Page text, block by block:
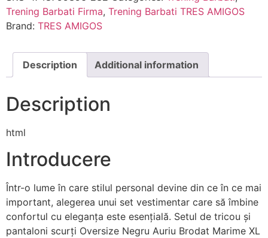
Trening Barbati Firma, Trening Barbati TRES AMIGOS
Brand: TRES AMIGOS
Description Additional information
Description
html
Introducere
Într-o lume în care stilul personal devine din ce în ce mai
important, alegerea unui set vestimentar care să îmbine
confortul cu eleganța este esențială. Setul de tricou și
pantaloni scurți Oversize Negru Auriu Brodat Marime XL